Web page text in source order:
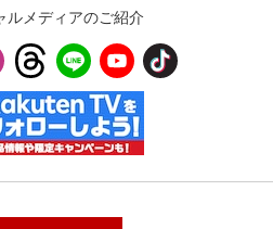
ルメディアのご紹介